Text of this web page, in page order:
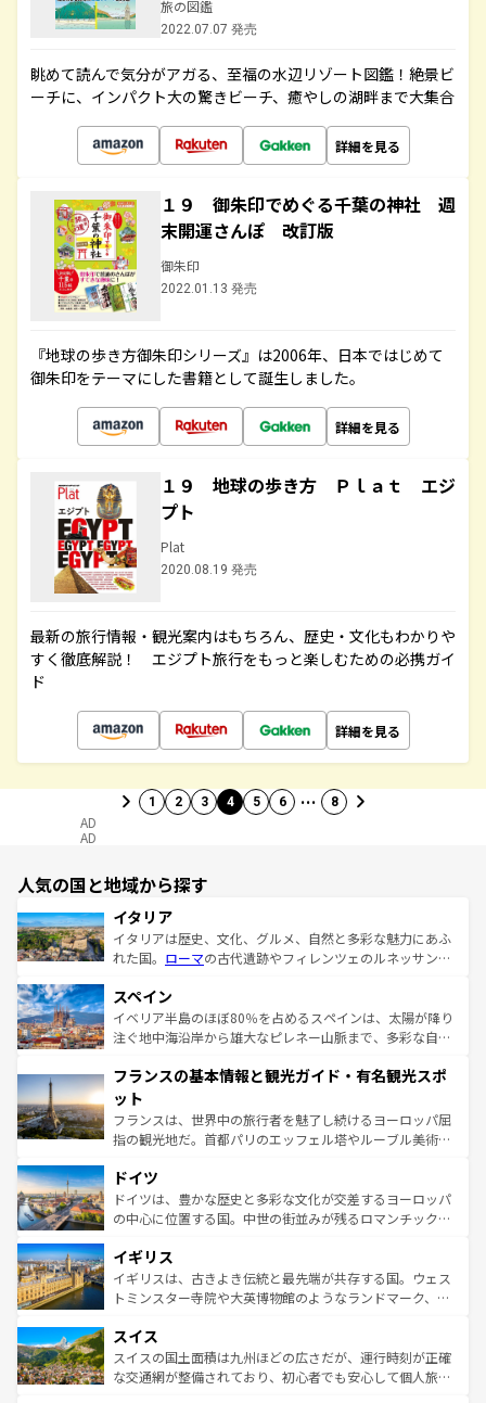
旅の図鑑
2022.07.07 発売
眺めて読んで気分がアガる、至福の水辺リゾート図鑑！絶景ビ
ーチに、インパクト大の驚きビーチ、癒やしの湖畔まで大集合
詳細を見る
１９ 御朱印でめぐる千葉の神社 週
末開運さんぽ 改訂版
御朱印
2022.01.13 発売
『地球の歩き方御朱印シリーズ』は2006年、日本ではじめて
御朱印をテーマにした書籍として誕生しました。
詳細を見る
１９ 地球の歩き方 Ｐｌａｔ エジ
プト
Plat
2020.08.19 発売
最新の旅行情報・観光案内はもちろん、歴史・文化もわかりや
すく徹底解説！ エジプト旅行をもっと楽しむための必携ガイ
ド
詳細を見る
1 2 3 4 5 6 … 8
AD
AD
人気の国と地域から探す
イタリア
イタリアは歴史、文化、グルメ、自然と多彩な魅力にあふ
れた国。 ローマの古代遺跡やフィレンツェのルネッサンス
ろん、トスカーナの美しい田園風景やアマルフィ海岸の絶
景など、自然景観も見逃せない。観光の合間には、本場の
ピザやパスタなど、絶品のイタリア料理を堪能することも
ませてくれるイタリアで、忘れられない旅をしてみよう！
なお、新着のイタリア情報は
しい。
スペイン
イベリア半島のほぼ80％を占めるスペインは、太陽が降り
注ぐ地中海沿岸から雄大なピレネー山脈まで、多彩な自然
文化が根付くこの国では、情熱的なフラメンコ、熱気あふ
れる闘牛、そして美味しいタパスが生活の一部となってい
る。首都マドリードの洗練された雰囲気や、バルセロナの
アートに溢れた街角から、地方では古代ローマ遺跡や中世
せる。地方によって風土や気候が異なるスペインはその個
性で訪れる人を魅了する。 なお、新着のスペイン情報は コ
ンテンツ一覧を参照してほしい。
フランスの基本情報と観光ガイド・有名観光スポ
ット
フランスは、世界中の旅行者を魅了し続けるヨーロッパ屈
指の観光地だ。首都パリのエッフェル塔やルーブル美術館
で、幅広い魅力が詰まっている。華麗な宮殿、歴史的な大
聖堂、美しいビーチ、そして豊かな自然が、訪れる者を心
から魅了する。また、フランスは美食の国としても知ら
いる。シャンパンの発祥地であるランス、プロヴァンスの
香り高いラベンダー畑など、多彩な楽しみ方が可能だ。さ
らに、パリ以外の地域にも魅力が溢れており、どの街角に
れる地方に足を運ぶとそれぞれで全く異なる文化を体験で
きるだろう。 なお、新着のフランス情報はコンテンツ一覧
を参照してほしい。
ドイツ
ドイツは、豊かな歴史と多彩な文化が交差するヨーロッパ
の中心に位置する国。中世の街並みが残るロマンチック街
顔を持つこの国は、どこを歩いても飽きることがない。ベ
ルリンの文化的活気、バイエルン州のアルプスの絶景、そ
してライン川沿いのワイン畑といった風景は必見。ビール
は、お酒好きな人にはぜひ体験してほしい。 なお、新着の
ドイツ情報はコンテンツ一覧を参照してほしい。
イギリス
イギリスは、古きよき伝統と最先端が共存する国。ウェス
トミンスター寺院や大英博物館のようなランドマーク、歴
リアごとに異なる魅力がある。また、優雅なアフタヌーン
ティー、ビール好きにはたまらない英国パブ、サッカー観
戦など、本場だからこそできる体験も豊富。イギリスを旅
スイス
スイスの国土面積は九州ほどの広さだが、運行時刻が正確
な交通網が整備されており、初心者でも安心して個人旅行